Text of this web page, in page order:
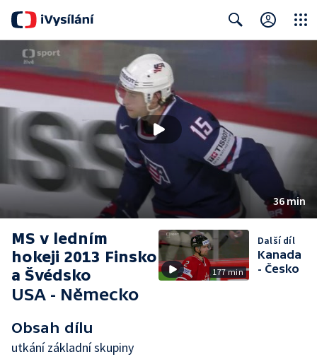
36 min
MS v ledním
hokeji 2013 Finsko
a Švédsko
USA - Německo
Obsah dílu
utkání základní skupiny
177 min
Další díl
Kanada
- Česko